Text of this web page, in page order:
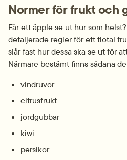
Normer för frukt och
Får ett äpple se ut hur som
detaljerade regler för ett tiotal
slår fast hur dessa ska se ut för
Närmare bestämt finns sådana
vindruvor
citrusfrukt
jordgubbar
kiwi
persikor